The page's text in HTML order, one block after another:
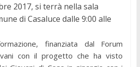
2017, si terrà nella sala
di Casaluce dalle 9:00 alle
finanziata dal Forum
con il progetto che ha visto